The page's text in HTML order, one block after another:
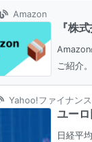
Amazon
『株
Amazon
ご紹介。
Yahoo!ファイナンス
ユー
日経平